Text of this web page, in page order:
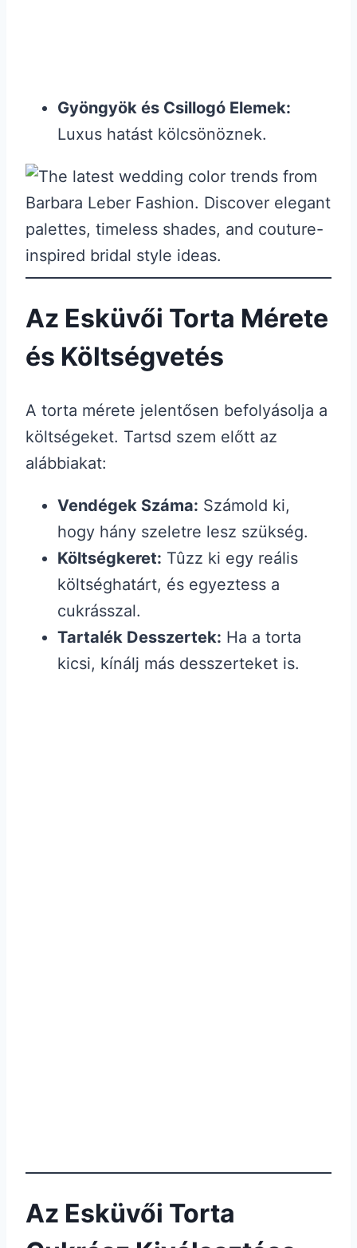
Gyöngyök és Csillogó Elemek:
Luxus hatást kölcsönöznek.
Az Esküvői Torta Mérete
és Költségvetés
A torta mérete jelentősen befolyásolja a
költségeket. Tartsd szem előtt az
alábbiakat:
Vendégek Száma: Számold ki,
hogy hány szeletre lesz szükség.
Költségkeret: Tûzz ki egy reális
költséghatárt, és egyeztess a
cukrásszal.
Tartalék Desszertek: Ha a torta
kicsi, kínálj más desszerteket is.
Az Esküvői Torta